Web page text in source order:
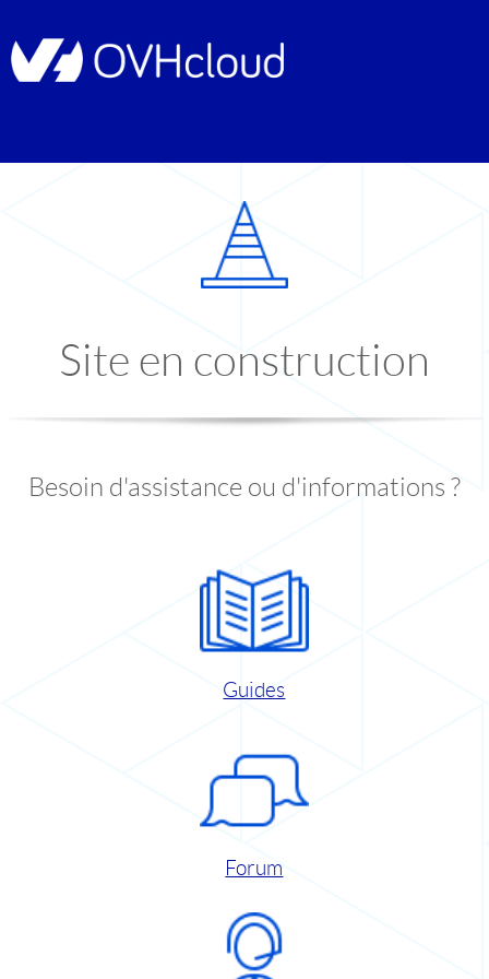
Site en construction
Besoin d'assistance ou d'informations ?
Guides
Forum